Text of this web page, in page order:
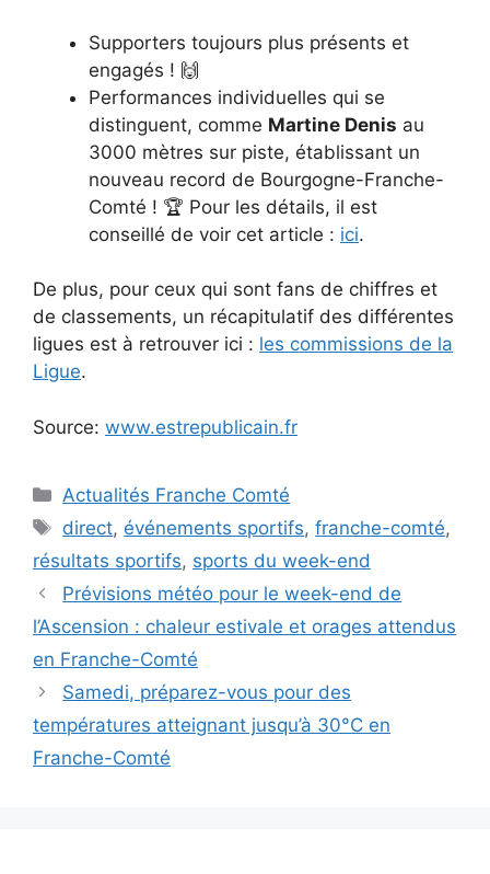
Supporters toujours plus présents et
engagés ! 🙌
Performances individuelles qui se
distinguent, comme Martine Denis au
3000 mètres sur piste, établissant un
nouveau record de Bourgogne-Franche-
Comté ! 🏆 Pour les détails, il est
conseillé de voir cet article : ici.
De plus, pour ceux qui sont fans de chiffres et
de classements, un récapitulatif des différentes
ligues est à retrouver ici : les commissions de la
Ligue.
Source: www.estrepublicain.fr
Catégories
Actualités Franche Comté
Étiquettes
direct, événements sportifs,franche-comté,
résultats sportifs, sports du week-end
Prévisions météo pour le week-end de
l’Ascension : chaleur estivale et orages attendus
en Franche-Comté
Samedi, préparez-vous pour des
températures atteignant jusqu’à 30°C en
Franche-Comté